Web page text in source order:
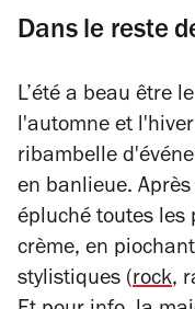
Dans le reste
L’été a beau être
l'automne et
ribambelle
en banlieue.
épluché toutes les
crème, en
stylistiques (rock,